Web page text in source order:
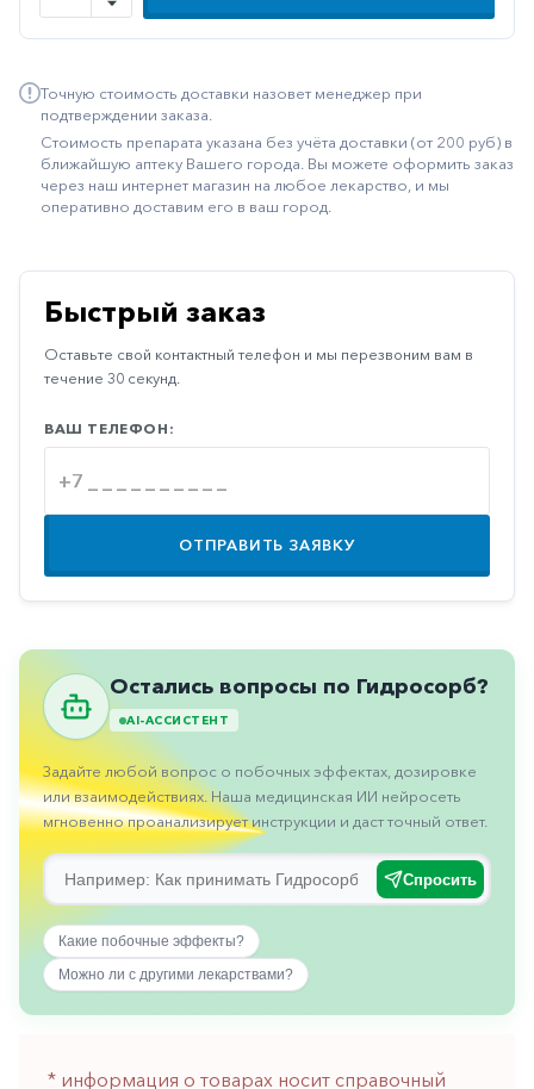
Минеральный
обмен
средства
Неврологические
Остеопороз
Паркинсон
Противоаллергические
Противовирусные
Противогрибковые
Противоопухолевые
Противоподагрические
Противорвотные
Пульмонология
Сердечные
Сосудистые
Тромбозы
Урология
Ухо-
горло-
нос
Хирургия
железа
Точную стоимость доставки назовет менеджер при
подтверждении заказа.
Стоимость препарата указана без учёта доставки (от 200 руб) в
ближайшую аптеку Вашего города. Вы можете оформить заказ
через наш интернет магазин на любое лекарство, и мы
оперативно доставим его в ваш город.
Быстрый заказ
Оставьте свой контактный телефон и мы перезвоним вам в
течение 30 секунд.
ВАШ ТЕЛЕФОН:
ОТПРАВИТЬ ЗАЯВКУ
Остались вопросы по Гидросорб?
AI-АССИСТЕНТ
Задайте любой вопрос о побочных эффектах, дозировке
или взаимодействиях. Наша медицинская ИИ нейросеть
мгновенно проанализирует инструкции и даст точный ответ.
Спросить
Какие побочные эффекты?
Можно ли с другими лекарствами?
* информация о товарах носит справочный